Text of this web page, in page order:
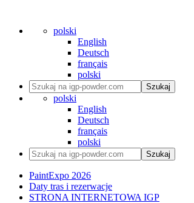
polski
English
Deutsch
français
polski
Szukaj
polski
English
Deutsch
français
polski
Szukaj
PaintExpo 2026
Daty tras i rezerwacje
STRONA INTERNETOWA IGP